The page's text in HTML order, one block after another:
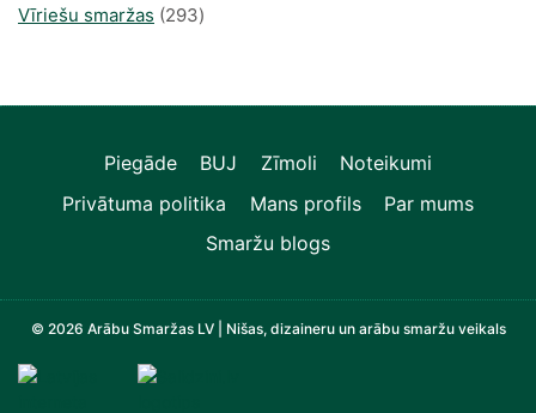
produkts
Vīriešu smaržas 293293
Piegāde BUJ Zīmoli
Noteikumi
Privātuma politika
Mans profils
Par mums
Smaržu blogs
© 2026 Arābu Smaržas LV | Nišas, dizaineru un arābu smaržu veikals